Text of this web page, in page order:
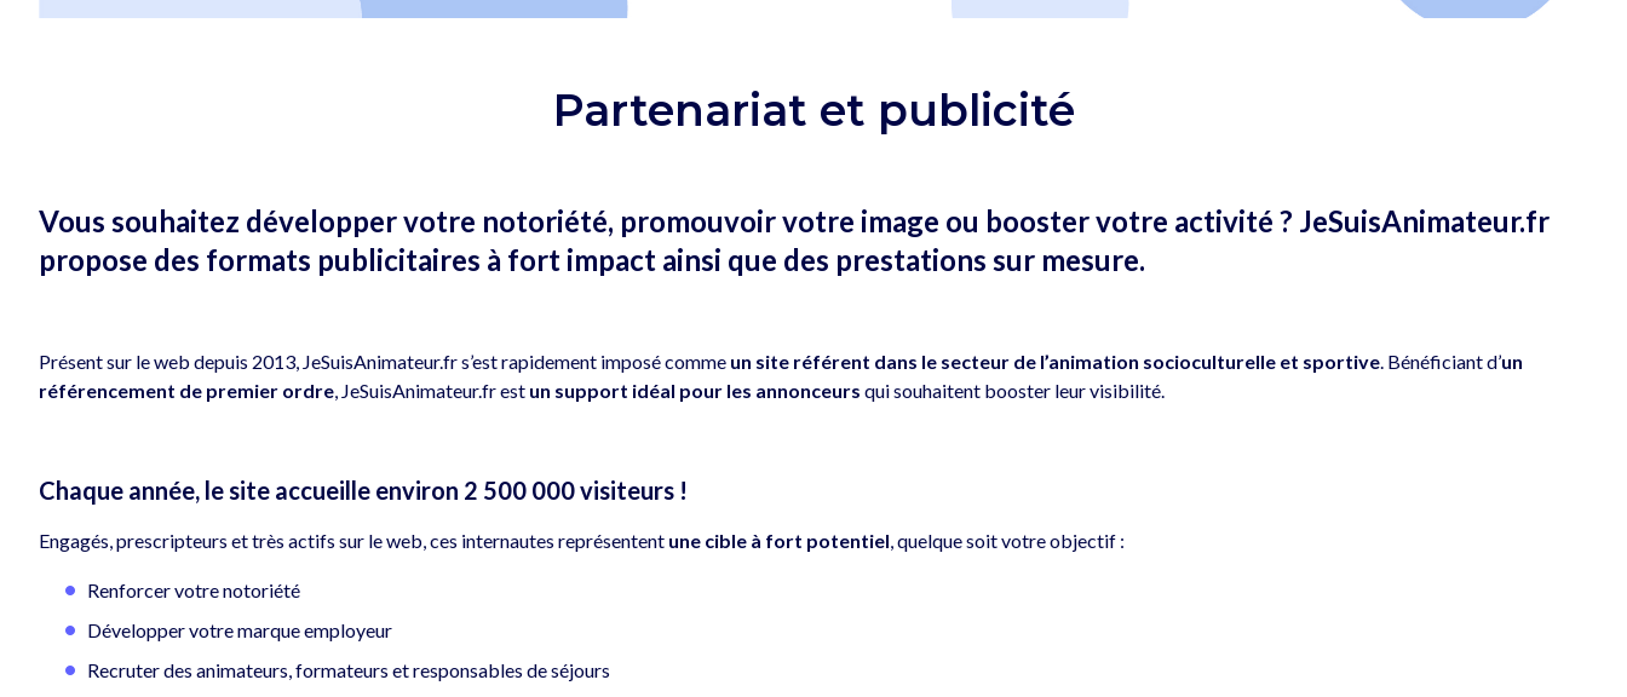
Partenariat et publicité
Vous souhaitez développer votre notoriété, promouvoir votre image ou booster votre activité ? JeSuisAnimateur.fr
propose des formats publicitaires à fort impact ainsi que des prestations sur mesure.
Présent sur le web depuis 2013, JeSuisAnimateur.fr s’est rapidement imposé comme un site référent dans le secteur de l’animation socioculturelle et sportive. Bénéficiant d’un
référencement de premier ordre, JeSuisAnimateur.fr est un support idéal pour les annonceurs qui souhaitent booster leur visibilité.
Chaque année, le site accueille environ 2 500 000 visiteurs !
Engagés, prescripteurs et très actifs sur le web, ces internautes représentent une cible à fort potentiel, quelque soit votre objectif :
Renforcer votre notoriété
Développer votre marque employeur
Recruter des animateurs, formateurs et responsables de séjours